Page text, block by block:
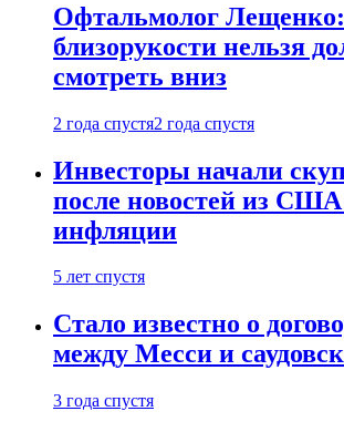
Офтальмолог
близорукости нельзя
смотреть вниз
2 года спустя2 года спустя
Инвесторы начали
после новостей из
инфляции
5 лет спустя
Стало известно о
между Месси и
3 года спустя